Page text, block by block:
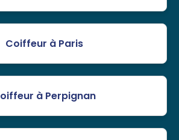
Coiffeur à Paris
à Perpignan